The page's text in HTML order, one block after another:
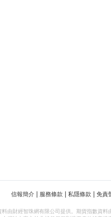
信報簡介 服務條款 私隱條款 免責
料由財經智珠網有限公司提供。期貨指數資